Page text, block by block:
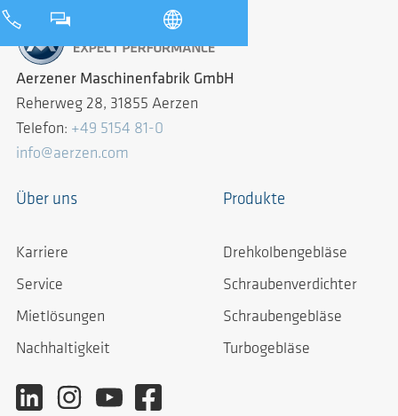
Aerzener Maschinenfabrik GmbH
Reherweg 28, 31855 Aerzen
Telefon: +49 5154 81-0
info@aerzen.com
Über uns
Karriere
Service
Mietlösungen
Nachhaltigkeit
Produkte
Drehkolbengebläse
Schraubenverdichter
Schraubengebläse
Turbogebläse